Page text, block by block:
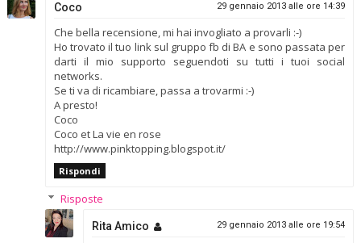
Coco 29 gennaio 2013 alle ore 14:39
Che bella recensione, mi hai invogliato a provarli :-)
Ho trovato il tuo link sul gruppo fb di BA e sono passata per
darti il mio supporto seguendoti su tutti i tuoi social
networks.
Se ti va di ricambiare, passa a trovarmi :-)
A presto!
Coco
Coco et La vie en rose
http://www.pinktopping.blogspot.it/
Rispondi
Risposte
Rita Amico 29 gennaio 2013 alle ore 19:54